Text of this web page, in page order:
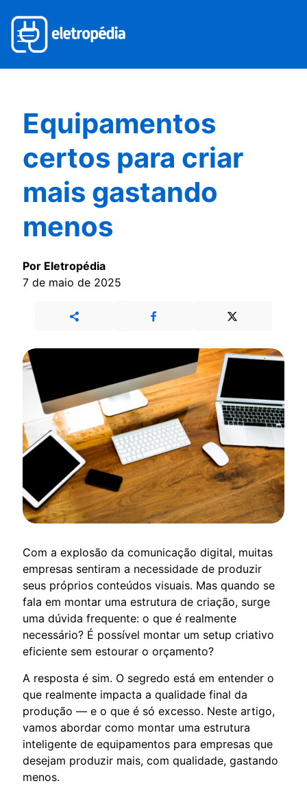
Equipamentos
certos para criar
mais gastando
menos
Por Eletropédia
7 de maio de 2025
Com a explosão da comunicação digital, muitas
empresas sentiram a necessidade de produzir
seus próprios conteúdos visuais. Mas quando se
fala em montar uma estrutura de criação, surge
uma dúvida frequente: o que é realmente
necessário? É possível montar um setup criativo
eficiente sem estourar o orçamento?
A resposta é sim. O segredo está em entender o
que realmente impacta a qualidade final da
produção — e o que é só excesso. Neste artigo,
vamos abordar como montar uma estrutura
inteligente de equipamentos para empresas que
desejam produzir mais, com qualidade, gastando
menos.